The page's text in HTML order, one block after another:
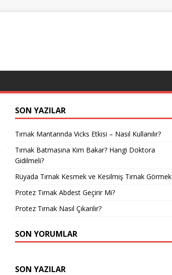
SON YAZILAR
Tırnak Mantarında Vicks Etkisi – Nasıl Kullanılır?
Tırnak Batmasına Kim Bakar? Hangi Doktora
Gidilmeli?
Rüyada Tırnak Kesmek ve Kesilmiş Tırnak Görmek
Protez Tırnak Abdest Geçirir Mi?
Protez Tırnak Nasıl Çıkarılır?
SON YORUMLAR
SON YAZILAR